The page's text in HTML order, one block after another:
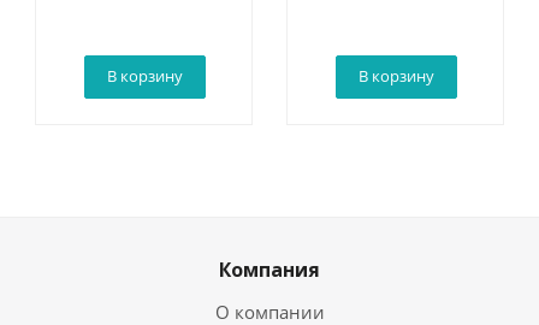
В корзину В корзину
Компания
О компании